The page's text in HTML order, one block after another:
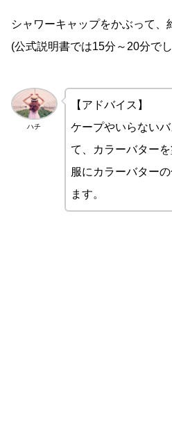
シャワーキャップをかぶって、
(公式説明書では15分～20分で
ハチ
【アドバイス】
ケープやいらない
て、カラーバターを
服にカラーバター
ます。